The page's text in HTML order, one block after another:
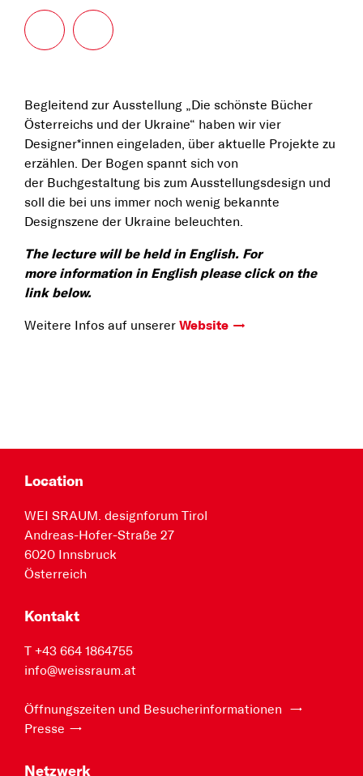
Begleitend zur Ausstellung „Die schönste Bücher
Österreichs und der Ukraine“ haben wir vier
Designer*innen eingeladen, über aktuelle Projekte zu
erzählen. Der Bogen spannt sich von
der Buchgestaltung bis zum Ausstellungsdesign und
soll die bei uns immer noch wenig bekannte
Designszene der Ukraine beleuchten.
The lecture will be held in English. For
more information in English please click on the
link below.
Weitere Infos auf unserer Website
Location
WEI SRAUM. designforum Tirol
Andreas-Hofer-Straße 27
6020 Innsbruck
Österreich
Kontakt
T +43 664 1864755
info@weissraum.at
Öffnungszeiten und Besucherinformationen
Presse
Netzwerk